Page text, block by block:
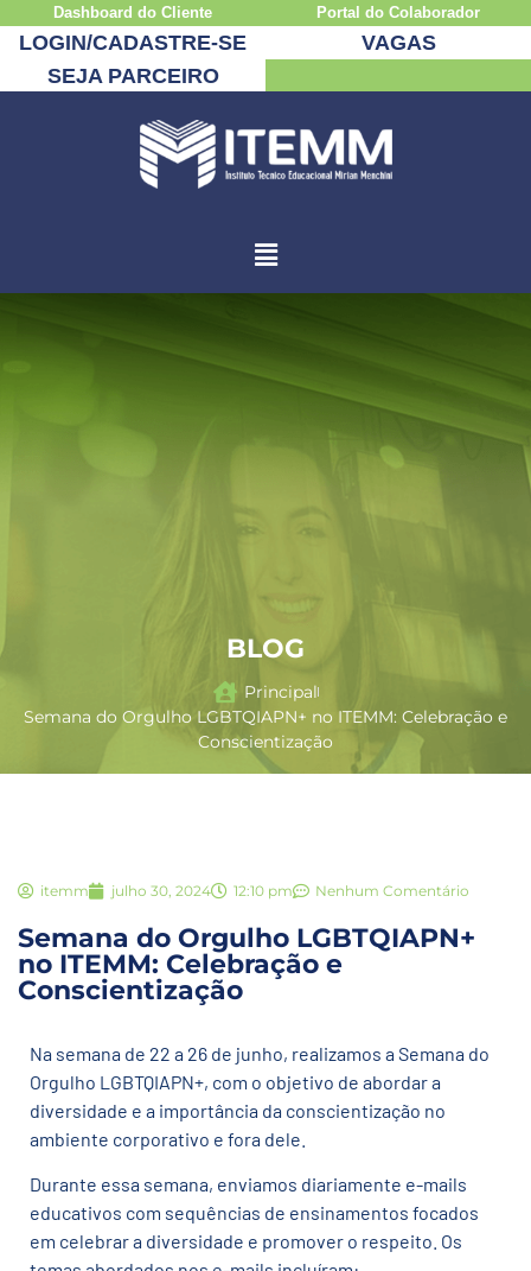
Dashboard do Cliente Portal do Colaborador
LOGIN/CADASTRE-SE
VAGAS
SEJA PARCEIRO
BLOG
Principal
Semana do Orgulho LGBTQIAPN+ no ITEMM: Celebração e
Conscientização
itemm julho 30, 2024 12:10 pm Nenhum Comentário
Semana do Orgulho LGBTQIAPN+
no ITEMM: Celebração e
Conscientização
Na semana de 22 a 26 de junho, realizamos a Semana do
Orgulho LGBTQIAPN+, com o objetivo de abordar a
diversidade e a importância da conscientização no
ambiente corporativo e fora dele.
Durante essa semana, enviamos diariamente e-mails
educativos com sequências de ensinamentos focados
em celebrar a diversidade e promover o respeito. Os